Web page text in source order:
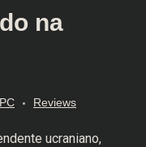
na
PC Reviews
ucraniano,